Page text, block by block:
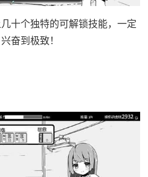
十个独特的可解锁技能，一定
奋到极致！